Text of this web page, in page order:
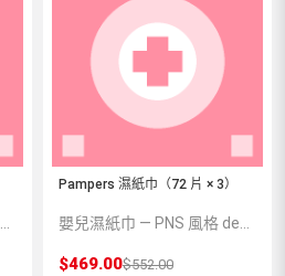
Pampers 濕紙巾（72 片 × 3）
$469.00$552.00